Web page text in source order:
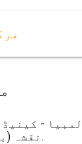
-
نقشہ (برٹش کولمبیا - کینیڈا) کے لئے ڈاؤن لوڈ ، اتارنا.